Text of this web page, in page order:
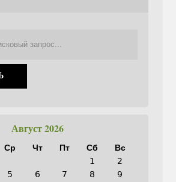
Август 2026
Ср Чт Пт Сб
Вс
1
2
5 6 7 8
9